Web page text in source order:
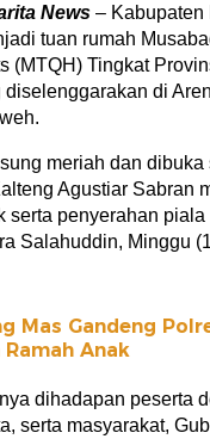
News – Kabupaten
tuan rumah
(MTQH) Tingkat
diselenggarakan di
meriah dan dibuka
Agustiar Sabran
serta penyerahan
Salahuddin, Minggu
Mas Gandeng
Anak
dihadapan peserta
serta masyarakat,